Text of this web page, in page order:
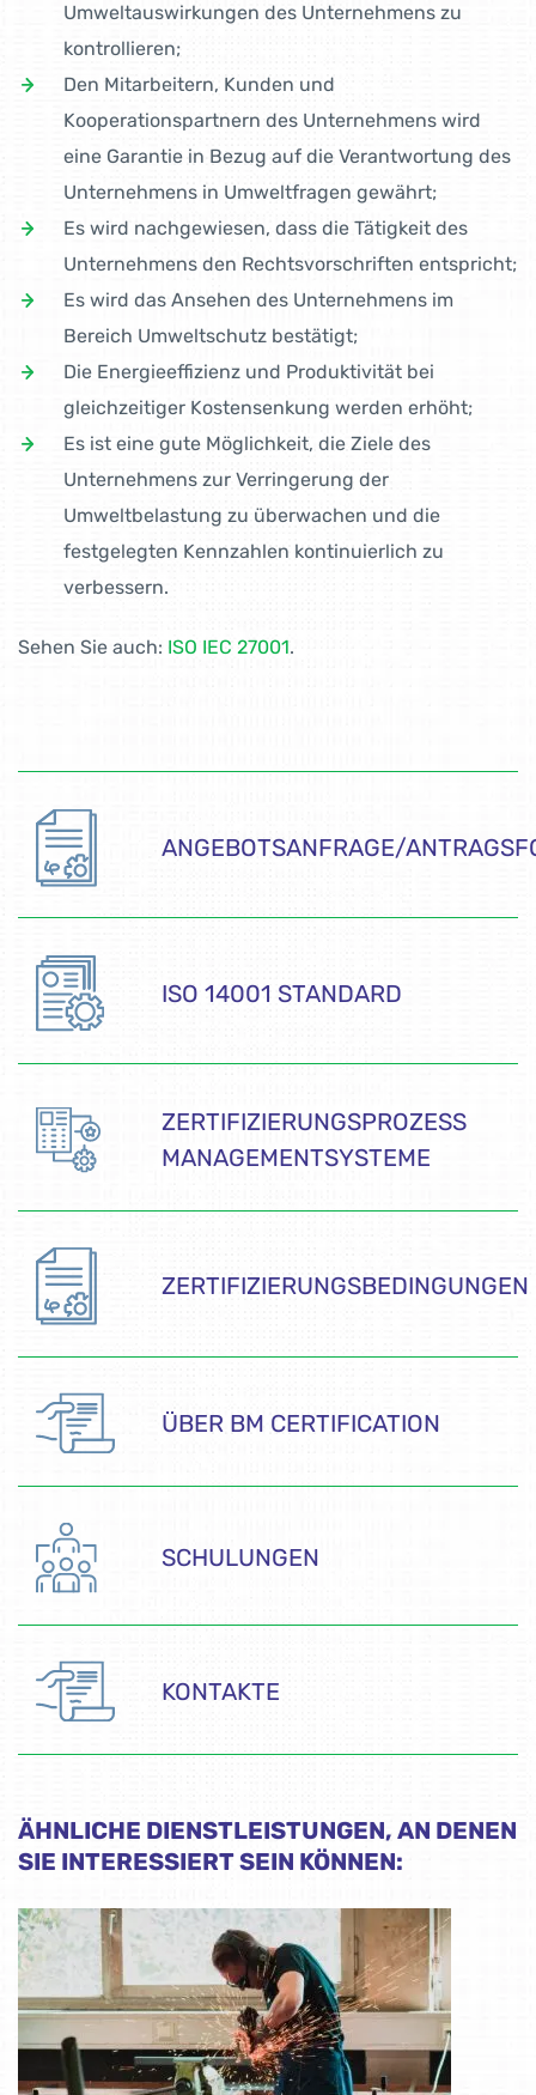
Umweltauswirkungen des Unternehmens zu
kontrollieren;
Den Mitarbeitern, Kunden und
Kooperationspartnern des Unternehmens wird
eine Garantie in Bezug auf die Verantwortung des
Unternehmens in Um­weltfragen gewährt;
Es wird nachgewiesen, dass die Tätigkeit des
Unternehmens den Rechts­vorschriften entspricht;
Es wird das Ansehen des Unternehmens im
Bereich Umweltschutz bestätigt;
Die Energieeffizienz und Produktivität bei
gleichzeitiger Kostensenkung werden erhöht;
Es ist eine gute Möglichkeit, die Ziele des
Unternehmens zur Verringerung der
Umweltbelastung zu überwachen und die
festgelegten Kennzahlen kontin­uierlich zu
verbessern.
Sehen Sie auch: ISO IEC 27001.
ANGEBOTSANFRAGE/
ISO 14001 STANDARD
ZERTIFIZIERUNGSPROZESS
MANAGEMENTSYSTEME
ZERTIFIZIERUNGSBEDINGUNGEN
ÜBER BM CERTIFICATION
SCHULUNGEN
KONTAKTE
ÄHNLICHE DIENSTLEISTUNGEN, AN DENEN
SIE INTERESSIERT SEIN KÖNNEN: